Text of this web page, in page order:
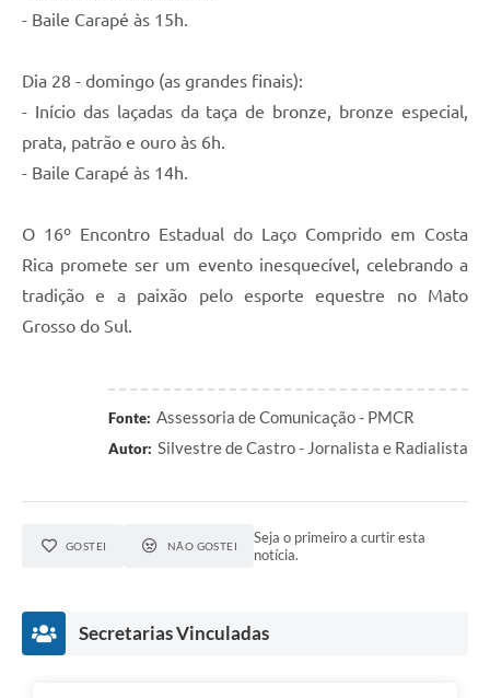
- Baile Carapé às 15h.
Dia 28 - domingo (as grandes finais):
- Início das laçadas da taça de bronze, bronze especial,
prata, patrão e ouro às 6h.
- Baile Carapé às 14h.
O 16º Encontro Estadual do Laço Comprido em Costa
Rica promete ser um evento inesquecível, celebrando a
tradição e a paixão pelo esporte equestre no Mato
Grosso do Sul.
Fonte: Assessoria de Comunicação - PMCR
Autor: Silvestre de Castro - Jornalista e Radialista
GOSTEI NÃO GOSTEI
Seja o primeiro a curtir esta
notícia.
Secretarias Vinculadas